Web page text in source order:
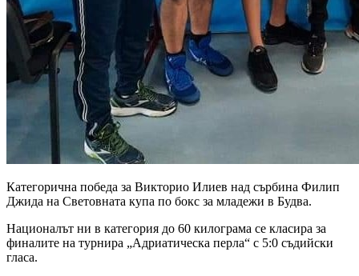
Категорична победа за Викторио Илиев над сърбина Филип
Джида на Световната купа по бокс за младежи в Будва.
Националът ни в категория до 60 килограма се класира за
финалите на турнира „Адриатическа перла“ с 5:0 съдийски
гласа.